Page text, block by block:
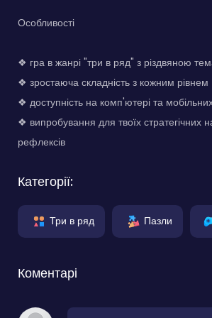
Особливості
❖ гра в жанрі "три в ряд" з різдвяною
❖ зростаюча складність з кожним рівнем
❖ доступність на комп'ютері та
❖ випробування для твоїх стратегічних
рефлексів
Категорії:
Три в ряд Пазли
Коментарі